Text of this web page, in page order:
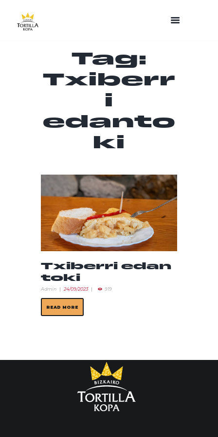
Tag:
Txiberr
i
edanto
ki
Txiberri edan
toki
Admin 24/09/2023 919
READ MORE